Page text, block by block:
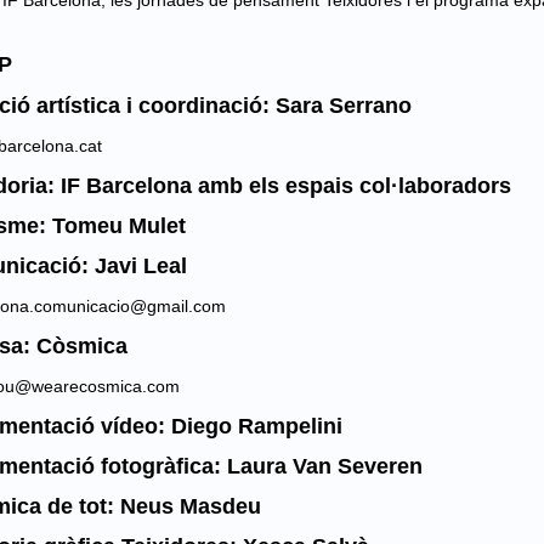
artística i coordinació: Sara Serrano
IF Barcelona amb els espais col·laboradors
Tomeu Mulet
Javi Leal
Còsmica
vídeo: Diego Rampelini
fotogràfica: Laura Van Severen
de tot: Neus Masdeu